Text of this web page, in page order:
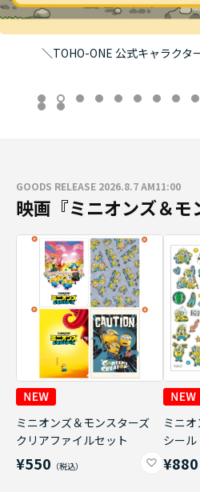
＼TOHO-ONE 公式キャラクタ
GOODS RELEASE 2026.8.7 AM11:00
映画『ミニオンズ＆モ
ミニオンズ＆モンスターズ
クリアファイルセット
¥550
ミニ
シール
¥880